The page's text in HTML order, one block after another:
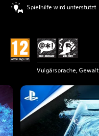
Spielhilfe wird unterstützt
Vulgärsprache, Gewalt